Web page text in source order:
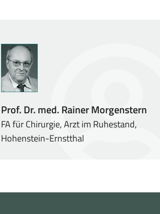
Prof. Dr. med. Rainer Morgenstern
FA für Chirurgie, Arzt im Ruhestand,
Hohenstein-Ernstthal